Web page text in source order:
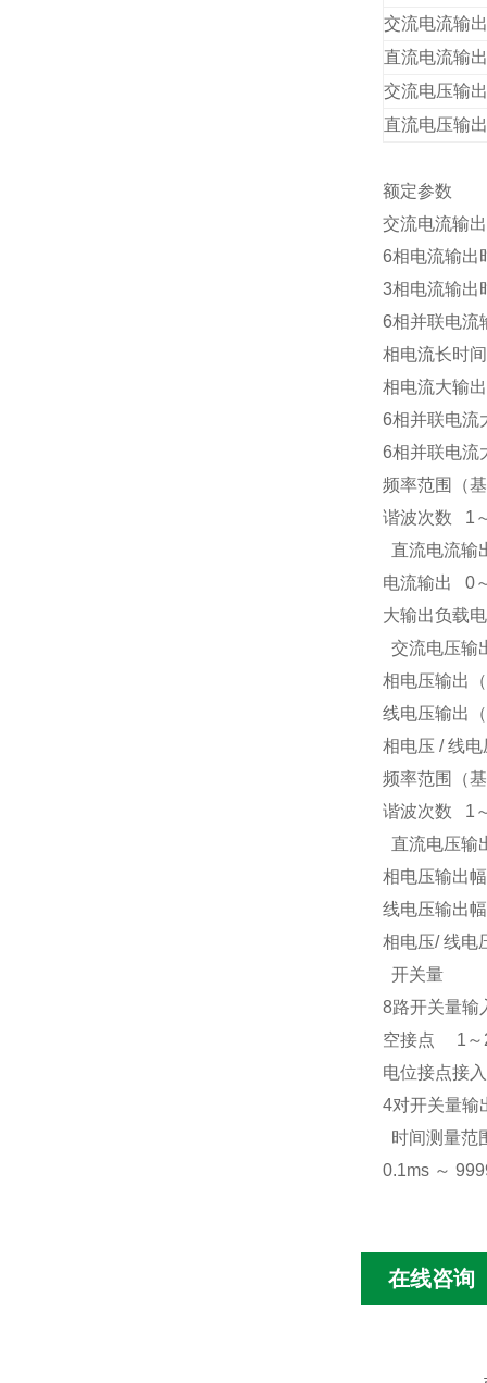
交流电流输
直流电流输
交流电压输
直流电压输
额定参数
交流电流输出
6相电流输出
3相电流输出
6相并联电流
相电流长时
相电流大输
6相并联电流
6相并联电流
频率范围（
谐波次数 1
直流电流输
电流输出 0
大输出负载
交流电压输
相电压输出
线电压输出
相电压 /线电
频率范围（
谐波次数 1
直流电压输
相电压输出
线电压输出
相电压/线电
开关量
8路开关量输
空接点 1 ～
电位接点接入
4对开关量输
时间测量范
0.1ms ～
在线咨询